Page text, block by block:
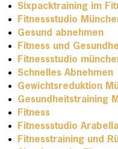
Sixpacktraining im
Fitnessstudio
Gesund abnehmen
Fitness und
Fitnessstudio
Schnelles Abnehmen
Gewichtsreduktion
Gesundheitstraining
Fitness
Fitnessstudio
Fitnesstraining und